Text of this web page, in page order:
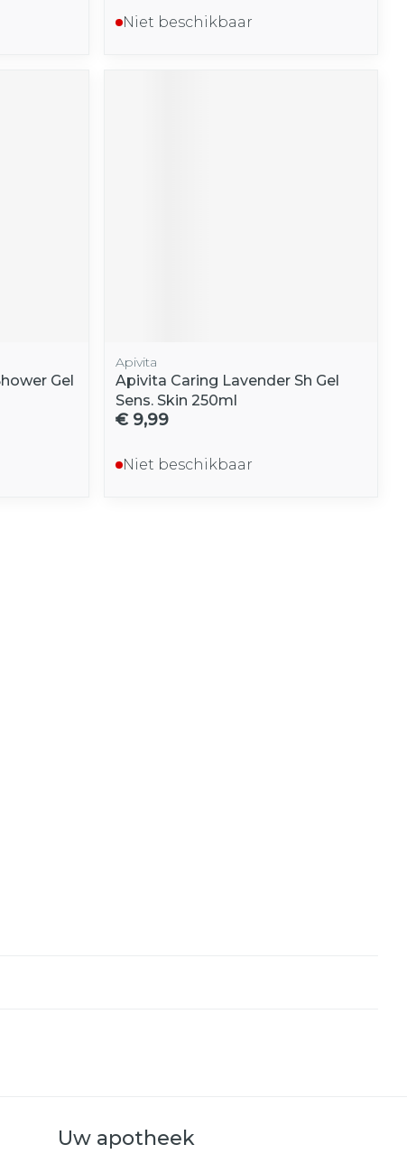
Niet beschikbaar
Gel
Apivita
Apivita Caring Lavender Sh Gel
Sens. Skin 250ml
€ 9,99
Niet beschikbaar
Uw apotheek